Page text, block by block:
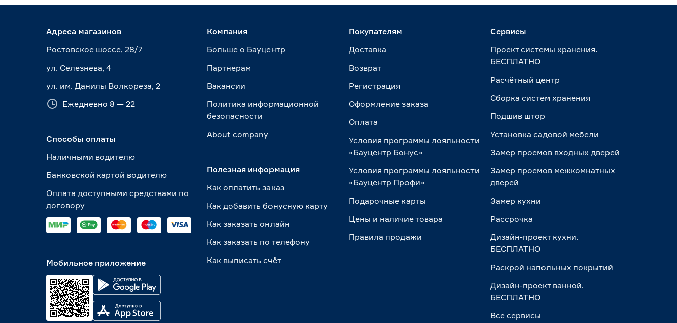
Адреса магазинов
Ростовское шоссе, 28/7
ул. Селезнева, 4
ул. им. Данилы Волкореза, 2
Ежедневно 8 — 22
Способы оплаты
Наличными водителю
Банковской картой водителю
Оплата доступными средствами по
договору
Мобильное приложение
Компания
Больше о Бауцентр
Партнерам
Вакансии
Политика информационной
безопасности
About сompany
Полезная информация
Как оплатить заказ
Как добавить бонусную карту
Как заказать онлайн
Как заказать по телефону
Как выписать счёт
Покупателям
Доставка
Возврат
Регистрация
Оформление заказа
Оплата
Условия программы лояльности
«Бауцентр Бонус»
Условия программы лояльности
«Бауцентр Профи»
Подарочные карты
Цены и наличие товара
Правила продажи
Сервисы
Проект системы хранения.
БЕСПЛАТНО
Расчётный центр
Сборка систем хранения
Подшив штор
Установка садовой мебели
Замер проемов входных дверей
Замер проемов межкомнатных
дверей
Замер кухни
Рассрочка
Дизайн-проект кухни.
БЕСПЛАТНО
Раскрой напольных покрытий
Дизайн-проект ванной.
БЕСПЛАТНО
Все сервисы